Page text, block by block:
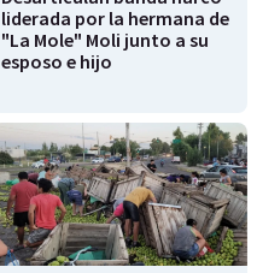
liderada por la hermana de
"La Mole" Moli junto a su
esposo e hijo